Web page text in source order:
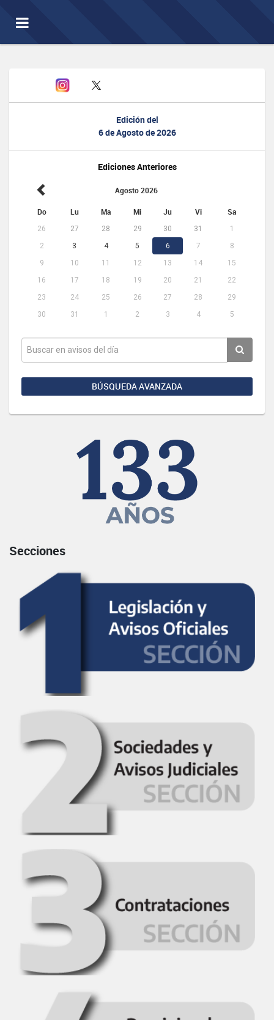
Toggle
navigation
Edición del
6 de Agosto de 2026
Ediciones Anteriores
Agosto 2026
Do Lu Ma Mi Ju Vi Sa
26 27 28 29 30 31
1
2
3 4 5 6 7
8
9
10 11 12 13 14
15
16
17 18 19 20 21
22
23
24 25 26 27 28
29
30
31 1 2 3 4 5
BÚSQUEDA AVANZADA
Secciones